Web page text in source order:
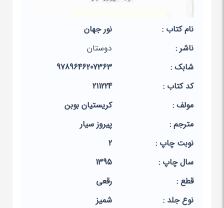
نام کتاب :
نور جهان
ناشر :
دوستان
شابک :
9789646207363
کد کتاب :
211224
مولف :
کریستیان بوبن
مترجم :
پیروز سیار
نوبت چاپ :
2
سال چاپ :
1395
قطع :
رقعی
نوع جلد :
شمیز